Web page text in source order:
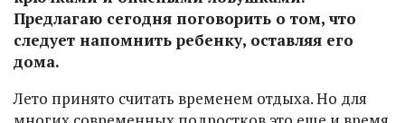
Предлагаю сегодня поговорить о том, что
следует напомнить ребенку, оставляя его
дома.
Лето принято считать временем отдыха. Но для